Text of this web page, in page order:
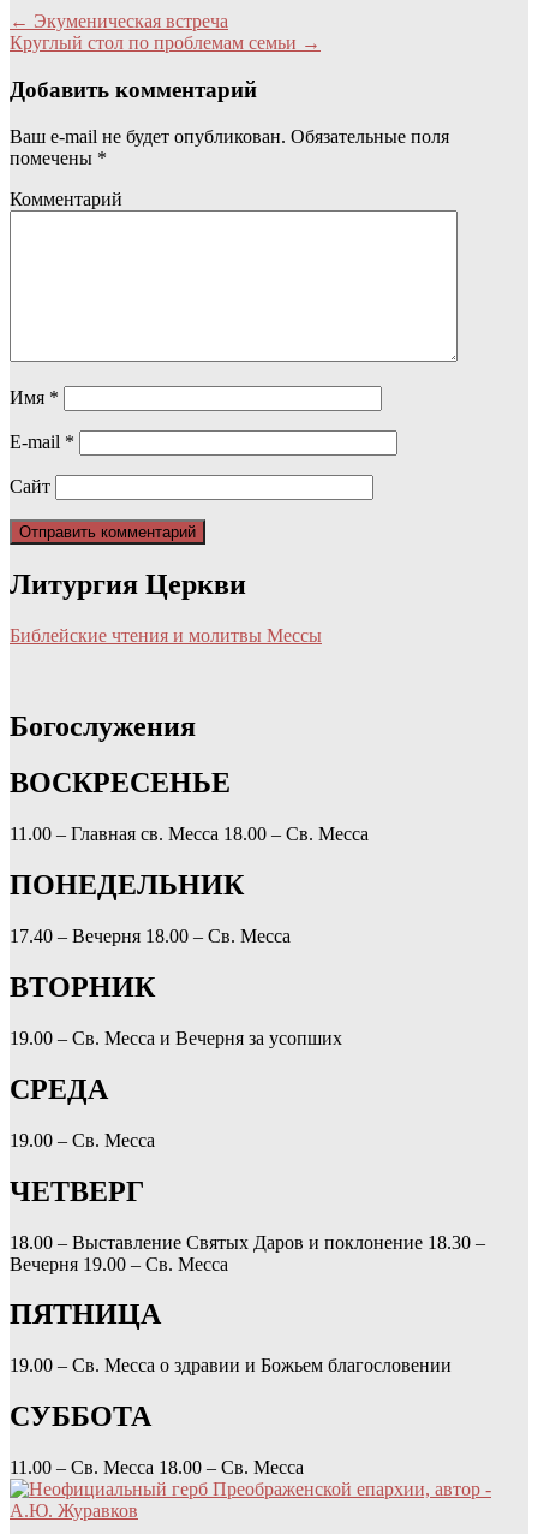
← Экуменическая встреча
Круглый стол по проблемам семьи →
Добавить комментарий
Ваш e-mail не будет опубликован. Обязательные поля
помечены *
Комментарий
Имя *
E-mail *
Сайт
Литургия Церкви
Библейские чтения и молитвы Мессы
Богослужения
ВОСКРЕСЕНЬЕ
11.00 – Главная св. Месса 18.00 – Св. Месса
ПОНЕДЕЛЬНИК
17.40 – Вечерня 18.00 – Св. Месса
ВТОРНИК
19.00 – Св. Месса и Вечерня за усопших
СРЕДА
19.00 – Св. Месса
ЧЕТВЕРГ
18.00 – Выставление Святых Даров и поклонение 18.30 –
Вечерня 19.00 – Св. Месса
ПЯТНИЦА
19.00 – Св. Месса о здравии и Божьем благословении
СУББОТА
11.00 – Св. Месса 18.00 – Св. Месса